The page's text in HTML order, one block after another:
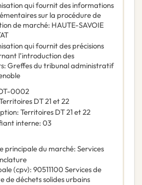
qui fournit des informations
sur la procédure de
de marché: HAUTE-SAVOIE
qui fournit des précisions
l’introduction des
: Greffes du tribunal administratif
0002
DT 21 et 22
: Territoires DT 21 et 22
interne: 03
principale du marché: Services
(cpv): 90511100 Services de
de déchets solides urbains